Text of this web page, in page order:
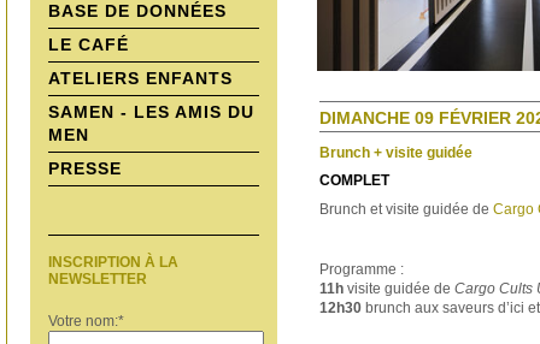
BASE DE DONNÉES
LE CAFÉ
ATELIERS ENFANTS
SAMEN - LES AMIS DU
MEN
PRESSE
INSCRIPTION À LA
NEWSLETTER
Votre nom:*
DIMANCHE 09 FÉVRIER
Brunch + visite guidée
COMPLET
Brunch et visite guidée de Cargo
Programme :
11h visite guidée de Cargo Cults
12h30 brunch aux saveurs d’ici